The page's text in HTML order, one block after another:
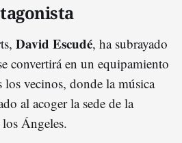
David Escudé, ha subrayado
convertirá en un equipamiento
vecinos, donde la música
al acoger la sede de la
Ángeles.